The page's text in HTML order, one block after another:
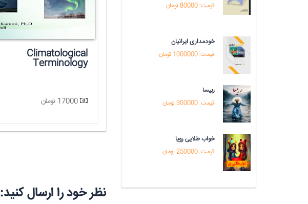
Climatological
Terminology
17000 تومان
Dictionary of
Architecture
18000 تومان
نظر خود را ارسال کنید:
قیمت: 80000 تومان
خودمداری ایرانیان
قیمت: 1000000 تومان
ربیسا
قیمت: 300000 تومان
خواب طلایی رویا
قیمت: 250000 تومان